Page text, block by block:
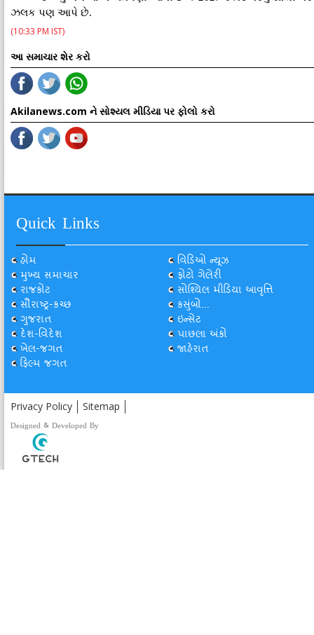
ઝલક પણ આપે છે.
(10:33 PM IST)
આ સમાચાર શેર કરો
Akilanews.com ને સોશ્યલ મીડિયા પર ફોલો કરો
Quick Links
હોમ
મુખ્ય સમાચાર
રાજકોટ
સૌરાષ્ટ્ર-કચ્છ
ગુજરાત
દેશ-વિદેશ
ખેલ-જગત
ફિલ્મ જગત
વિડિઓ ન્યૂઝ
ફોટો ગેલેરી
સોશ્યિલ મીડિયા આવૃત્તિ
કસુંબો...
ઇન્સેટ
પાછલા અંકો
જાહેરાત
Privacy Policy Sitemap
Designed & Developed By